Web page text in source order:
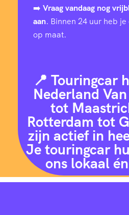
➡️ Vraag vandaag nog
aan. Binnen 24 uur heb
op maat.
📍 Touringcar
Nederland
tot
Rotterdam tot
zijn actief in
Je touringcar
ons lokaal